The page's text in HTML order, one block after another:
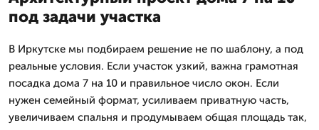
под задачи участка
В Иркутске мы подбираем решение не по шаблону, а под
реальные условия. Если участок узкий, важна грамотная
посадка дома 7 на 10 и правильное число окон. Если
нужен семейный формат, усиливаем приватную часть,
увеличиваем спальня и продумываем общая площадь так,